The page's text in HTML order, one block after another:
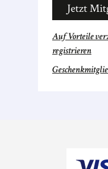
Jetzt
Auf Vorteile
registrieren